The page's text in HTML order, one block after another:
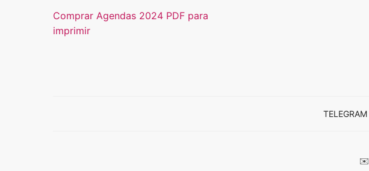
Comprar Agendas 2024 PDF para
imprimir
TELEGRAM
✉️